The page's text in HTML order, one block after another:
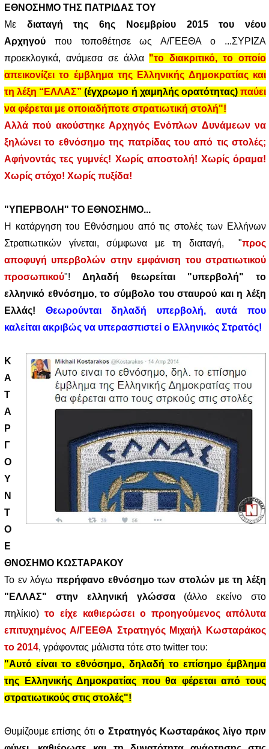
ΕΘΝΟΣΗΜΟ ΤΗΣ ΠΑΤΡΙΔΑΣ ΤΟΥ
Με διαταγήτης 6ης Νοεμβρίου 2015του νέου
Αρχηγού που τοποθέτησε ως Α/ΓΕΕΘΑ ο ...ΣΥΡΙΖΑ
προεκλογικά, ανάμεσα σε άλλα "το διακριτικό, το οποίο
απεικονίζει το έμβλημα της Ελληνικής Δημοκρατίας και
τη λέξη “ΕΛΛΑΣ”(έγχρωμο ή χαμηλής ορατότητας)παύει
να φέρεται με οποιαδήποτε στρατιωτική στολή"!
Αλλά πού ακούστηκε Αρχηγός Ενόπλων Δυνάμεων να
ξηλώνει το εθνόσημο της πατρίδας του από τις στολές;
Αφήνοντάς τες γυμνές! Χωρίς αποστολή! Χωρίς όραμα!
Χωρίς στόχο! Χωρίς πυξίδα!
"ΥΠΕΡΒΟΛΗ" ΤΟ ΕΘΝΟΣΗΜΟ...
Η κατάργηση του Εθνόσημου από τις στολές των Ελλήνων
Στρατιωτικών γίνεται, σύμφωνα με τη διαταγή,
"προς
αποφυγή υπερβολών στην εμφάνιση του στρατιωτικού
προσωπικού"! Δηλαδή θεωρείται "υπερβολή" το
ελληνικό εθνόσημο, το σύμβολο του σταυρού και η λέξη
Ελλάς! Θεωρούνται δηλαδή υπερβολή, αυτά που
καλείται ακριβώς να υπερασπιστεί ο Ελληνικός Στρατός!
Κ
Α
Τ
Α
Ρ
Γ
Ο
Υ
Ν
Τ
Ο
Ε
ΘΝΟΣΗΜΟ ΚΩΣΤΑΡΑΚΟΥ
Το εν λόγω περήφανο εθνόσημο των στολών με τη λέξη
"ΕΛΛΑΣ" στην ελληνική γλώσσα(άλλο εκείνο στο
πηλίκιο) το είχε καθιερώσει ο προηγούμενος απόλυτα
επιτυχημένος Α/ΓΕΕΘΑ Στρατηγός Μιχαήλ Κωσταράκος
το 2014, γράφοντας μάλιστα τότε στο twitter του:
"Αυτό είναι το εθνόσημο, δηλαδή το επίσημο έμβλημα
της Ελληνικής Δημοκρατίας που θα φέρεται από τους
στρατιωτικούς στις στολές"!
Θυμίζουμε επίσης ότιο Στρατηγός Κωσταράκος λίγο πριν